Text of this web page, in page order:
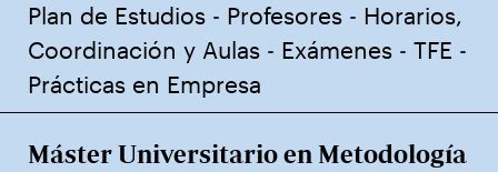
Plan de Estudios - Profesores - Horarios,
Coordinación y Aulas - Exámenes - TFE -
Prácticas en Empresa
Máster Universitario en Metodología